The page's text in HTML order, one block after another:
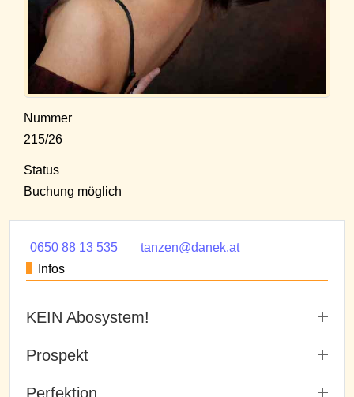
Nummer
215/26
Status
Buchung möglich
0650 88 13 535
tanzen@danek.at
Infos
KEIN Abosystem!
Prospekt
Perfektion